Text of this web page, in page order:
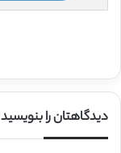
دیدگاهتان را بنویسید